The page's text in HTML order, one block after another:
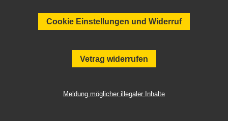
Cookie Einstellungen und Widerruf
Vetrag widerrufen
Meldung möglicher illegaler Inhalte